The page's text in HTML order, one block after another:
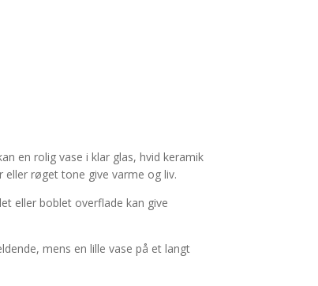
en rolig vase i klar glas, hvid keramik
røget tone give varme og liv.
eller boblet overflade kan give
mens en lille vase på et langt